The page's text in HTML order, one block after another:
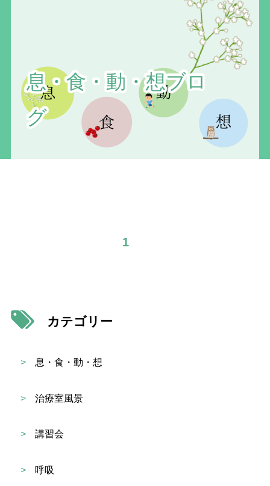
息・食・動・想ブロ
グ
1
カテゴリー
> 息・食・動・想
> 治療室風景
> 講習会
> 呼吸